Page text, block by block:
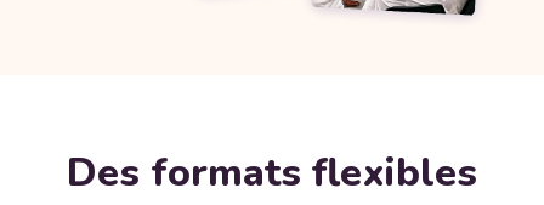
Des formats flexibles